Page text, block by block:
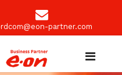
partner.com